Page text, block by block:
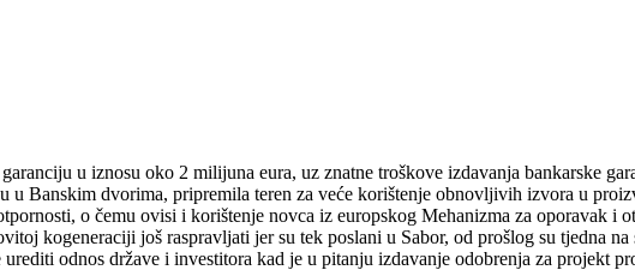
u iznosu oko 2 milijuna eura, uz znatne troškove izdavanja bankarske
Banskim dvorima, pripremila teren za veće korištenje obnovljivih izvora u
o čemu ovisi i korištenje novca iz europskog Mehanizma za oporavak i
kogeneraciji još raspravljati jer su tek poslani u Sabor, od prošlog su tjedna na
odnos države i investitora kad je u pitanju izdavanje odobrenja za